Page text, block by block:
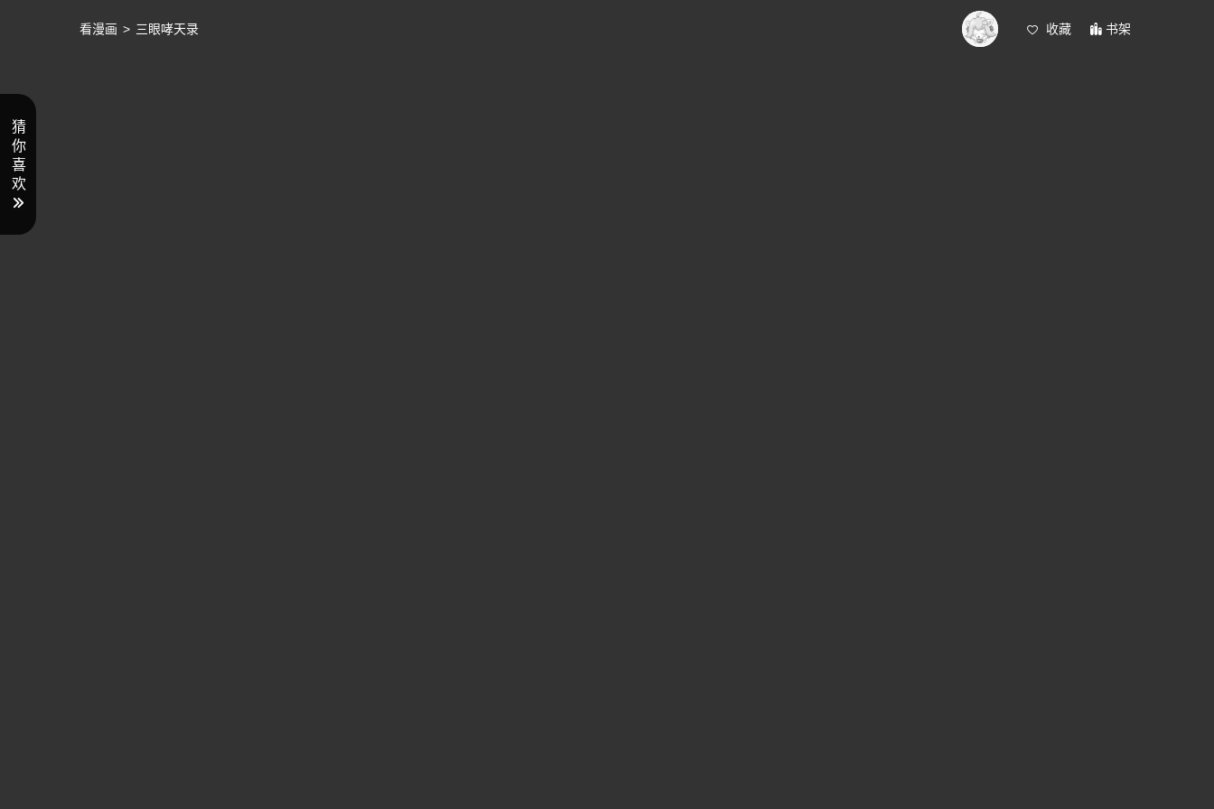
收藏 书架
看漫画 > 三眼哮天录
猜
你
喜
欢